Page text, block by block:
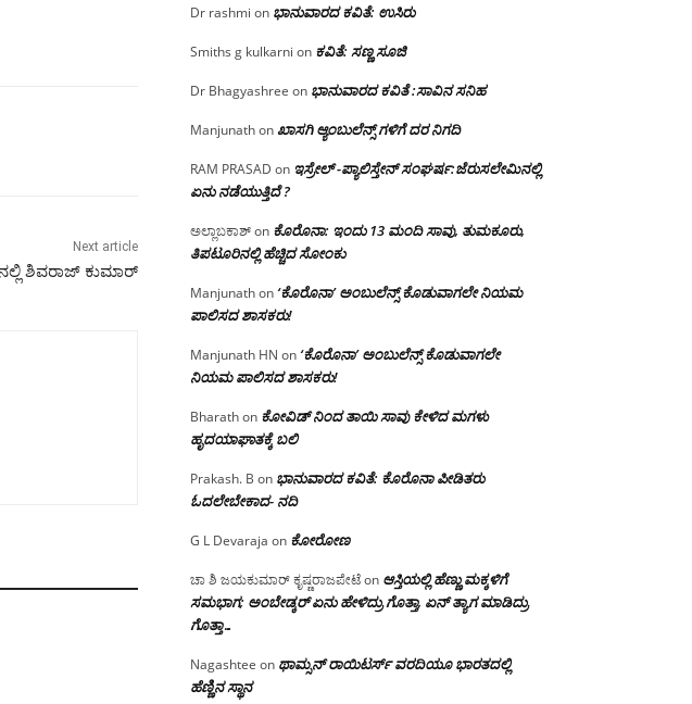
Next article
ಶಿವರಾಜ್ ಕುಮಾರ್
Dr rashmi on ಭಾನುವಾರದ ಕವಿತೆ: ಉಸಿರು
Smiths g kulkarni on ಕವಿತೆ: ಸಣ್ಣ ಸೂಜಿ
Dr Bhagyashree on ಭಾನುವಾರದ ಕವಿತೆ :ಸಾವಿನ ಸನಿಹ
Manjunathonಖಾಸಗಿ ಆ್ಯಂಬುಲೆನ್ಸ್ ಗಳಿಗೆ ದರ ನಿಗದಿ
RAM PRASAD on ಇಸ್ರೇಲ್ -ಪ್ಯಾಲಿಸ್ತೇನ್ ಸಂಘರ್ಷ:ಜೆರುಸಲೇಮಿನಲ್ಲಿ
ಏನು ನಡೆಯುತ್ತಿದೆ ?
ಅಲ್ಲಾಬಕಾಶ್on ಕೊರೊನಾ: ಇಂದು 13 ಮಂದಿ ಸಾವು, ತುಮಕೂರು,
ತಿಪಟೂರಿನಲ್ಲಿ ಹೆಚ್ಚಿದ ಸೋಂಕು
Manjunathon ‘ಕೊರೊನಾ’ ಅಂಬುಲೆನ್ಸ್ ಕೊಡುವಾಗಲೇ ನಿಯಮ
ಪಾಲಿಸದ ಶಾಸಕರು!
Manjunath HN on ‘ಕೊರೊನಾ’ ಅಂಬುಲೆನ್ಸ್ ಕೊಡುವಾಗಲೇ
ನಿಯಮ ಪಾಲಿಸದ ಶಾಸಕರು!
Bharathon ಕೋವಿಡ್ ನಿಂದ ತಾಯಿ ಸಾವು ಕೇಳಿದ ಮಗಳು
ಹೃದಯಾಘಾತಕ್ಕೆ ಬಲಿ
Prakash. B on ಭಾನುವಾರದ ಕವಿತೆ: ಕೊರೊನಾ ಪೀಡಿತರು
ಓದಲೇಬೇಕಾದ- ನದಿ
G L Devaraja on ಕೋರೋಣ
ಚಾ ಶಿ ಜಯಕುಮಾರ್ ಕೃಷ್ಣರಾಜಪೇಟೆon ಆಸ್ತಿಯಲ್ಲಿ ಹೆಣ್ಣು ಮಕ್ಕಳಿಗೆ
ಸಮಭಾಗ; ಅಂಬೇಡ್ಕರ್ ಏನು ಹೇಳಿದ್ರು ಗೊತ್ತಾ, ಏನ್ ತ್ಯಾಗ ಮಾಡಿದ್ರು
ಗೊತ್ತಾ…
Nagashtee on ಥಾಮ್ಸನ್ ರಾಯಿಟರ್ಸ್ ವರದಿಯೂ ಭಾರತದಲ್ಲಿ
ಹೆಣ್ಣಿನ ಸ್ಥಾನ‌